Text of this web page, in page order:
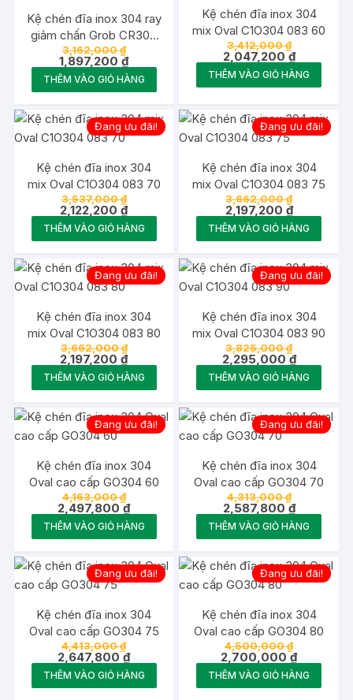
Kệ chén đĩa inox 304 ray
giảm chấn Grob CR304
91NEW
3,162,000₫Giá
gốc
là:
3,162,000 ₫.
1,897,200₫Giá
hiện
tại
là:
1,897,200 ₫.
THÊM VÀO GIỎ HÀNG
Kệ chén đĩa inox 304
mix Oval C1O304 083 60
3,412,000₫Giá
gốc
là:
3,412,000
2,047,200₫Giá
hiện
tại
là:
THÊM VÀO GIỎ HÀNG
Đang ưu đãi!
Kệ chén đĩa inox 304
mix Oval C1O304 083 70
3,537,000₫Giá
gốc
là:
3,537,000 ₫.
2,122,200₫Giá
hiện
tại
là:
2,122,200 ₫.
THÊM VÀO GIỎ HÀNG
Đang ưu đãi!
Kệ chén đĩa inox 304
mix Oval C1O304 083 75
3,662,000₫Giá
gốc
là:
3,662,000
2,197,200 ₫Giá
hiện
tại
là:
THÊM VÀO GIỎ HÀNG
Đang ưu đãi!
Kệ chén đĩa inox 304
mix Oval C1O304 083 80
3,662,000₫Giá
gốc
là:
3,662,000 ₫.
2,197,200₫Giá
hiện
tại
là:
2,197,200 ₫.
THÊM VÀO GIỎ HÀNG
Đang ưu đãi!
Kệ chén đĩa inox 304
mix Oval C1O304 083 90
3,825,000₫Giá
gốc
là:
3,825,000
2,295,000₫Giá
hiện
tại
là:
THÊM VÀO GIỎ HÀNG
Đang ưu đãi!
Kệ chén đĩa inox 304
Oval cao cấp GO304 60
4,163,000₫Giá
gốc
là:
4,163,000 ₫.
2,497,800₫Giá
hiện
tại
là:
2,497,800 ₫.
THÊM VÀO GIỎ HÀNG
Đang ưu đãi!
Kệ chén đĩa inox 304
Oval cao cấp GO304 70
4,313,000₫Giá
gốc
là:
4,313,000
2,587,800₫Giá
hiện
tại
là:
THÊM VÀO GIỎ HÀNG
Đang ưu đãi!
Kệ chén đĩa inox 304
Oval cao cấp GO304 75
4,413,000₫Giá
gốc
là:
4,413,000 ₫.
2,647,800₫Giá
hiện
tại
là:
THÊM VÀO GIỎ HÀNG
Đang ưu đãi!
Kệ chén đĩa inox 304
Oval cao cấp GO304 80
4,500,000₫Giá
gốc
là:
4,500,000
2,700,000₫Giá
hiện
tại
là:
THÊM VÀO GIỎ HÀNG